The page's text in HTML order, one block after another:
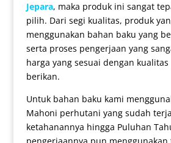
Jepara, maka produk ini sangat
pilih. Dari segi kualitas, produk
menggunakan bahan baku yang
serta proses pengerjaan yang
harga yang sesuai dengan
berikan.
Untuk bahan baku kami
Mahoni perhutani yang sudah
ketahanannya hingga Puluhan